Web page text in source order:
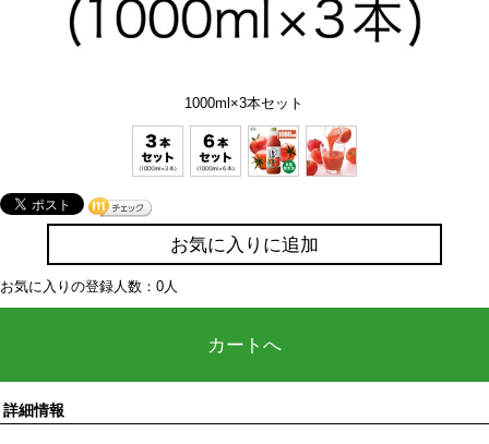
1000ml×3本セット
お気に入りに追加
お気に入りの登録人数：0人
カートへ
詳細情報